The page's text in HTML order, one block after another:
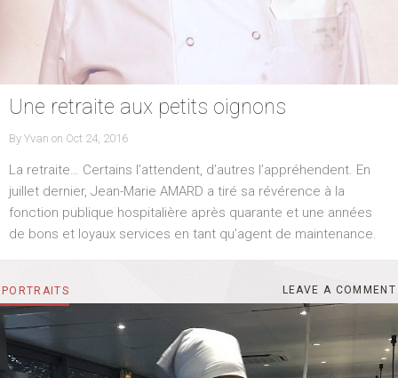
Une retraite aux petits oignons
By Yvan on P
S
E
D
O
Oct 24, 2016
La retraite… Certains l’attendent, d’autres l’appréhendent. En
juillet dernier, Jean-Marie AMARD a tiré sa révérence à la
fonction publique hospitalière après quarante et une années
de bons et loyaux services en tant qu’agent de maintenance.
CATEGORIES
PORTRAITS LEAVE A COMMENT